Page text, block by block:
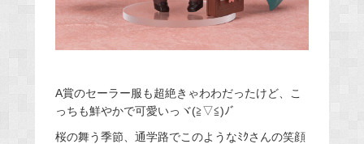
A賞のセーラー服も超絶きゃわわだったけど、こ
っちも鮮やかで可愛いっヾ(≧▽≦)ﾉﾞ
桜の舞う季節、通学路でこのようなﾐｸさんの笑顔